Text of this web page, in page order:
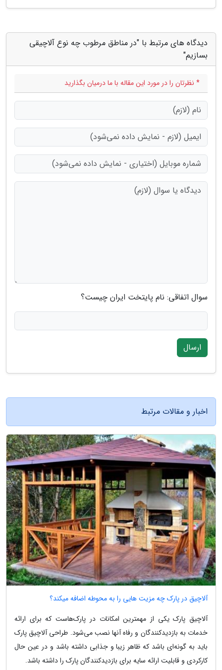
دیدگاه های مرتبط با "در مناطق مرطوب چه نوع آلاچیقی
بسازیم"
* نظرتان را در مورد این مقاله با ما درمیان بگذارید
سوال اتفاقی: نام پایتخت ایران چیست؟
ارسال
اخبار و مقالات مرتبط
آلاچیق در پارک چه مزیت هایی را به محوطه اضافه میکند؟
آلاچیق پارک یکی از مهمترین امکانات در پارک‌هاست که برای ارائه
خدمات به بازدیدکنندگان و رفاه آنها نصب می‌شود. طراحی آلاچیق پارک
باید به گونه‌ای باشد که ظاهر زیبا و جذابی داشته باشد و در عین حال
کارکردی و قابلیت ارائه سایه برای بازدیدکنندگان پارک را داشته باشد.